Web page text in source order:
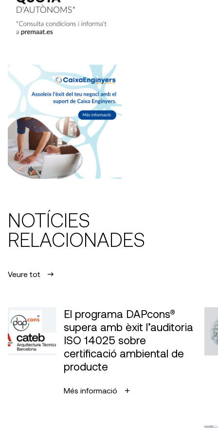
NOTÍCIES
RELACIONADES
Veure tot
El programa DAPcons®
supera amb èxit l’auditoria
ISO 14025 sobre
certificació ambiental de
producte
Més informació